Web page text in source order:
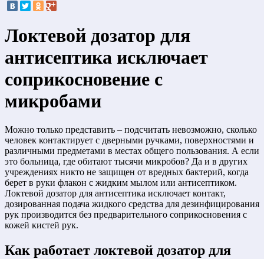
Локтевой дозатор для
антисептика исключает
соприкосновение с
микробами
Можно только представить – подсчитать невозможно, сколько
человек контактирует с дверными ручками, поверхностями и
различными предметами в местах общего пользования. А если
это больница, где обитают тысячи микробов? Да и в других
учреждениях никто не защищен от вредных бактерий, когда
берет в руки флакон с жидким мылом или антисептиком.
Локтевой дозатор для антисептика исключает контакт,
дозированная подача жидкого средства для дезинфицирования
рук производится без предварительного соприкосновения с
кожей кистей рук.
Как работает локтевой дозатор для